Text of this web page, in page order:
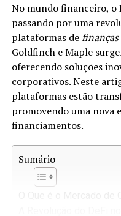
No mundo financeiro, o
passando por uma
plataformas de
Goldfinch e Maple
oferecendo soluções
corporativos. Neste
plataformas estão
promovendo uma nova
financiamentos.
Sumário